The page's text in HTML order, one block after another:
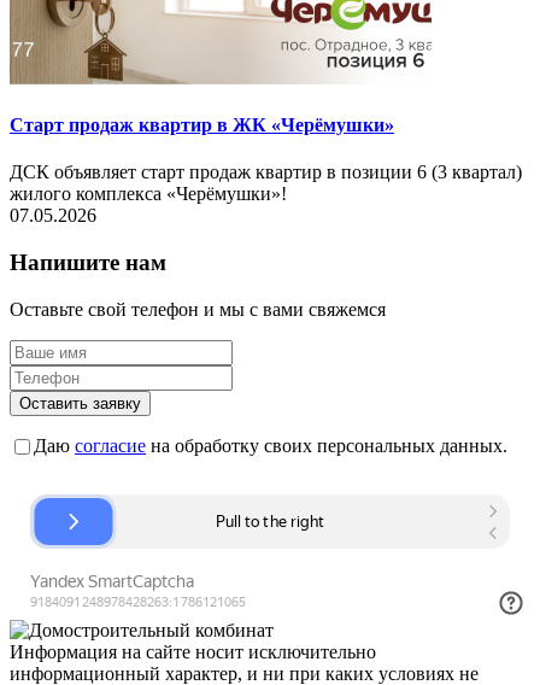
Старт продаж квартир в ЖК «Черёмушки»
ДСК объявляет старт продаж квартир в позиции 6 (3 квартал)
жилого комплекса «Черёмушки»!
07.05.2026
Напишите нам
Оставьте свой телефон и мы с вами свяжемся
Оставить заявку
Даю согласие на обработку своих персональных данных.
Информация на сайте носит исключительно
информационный характер, и ни при каких условиях не